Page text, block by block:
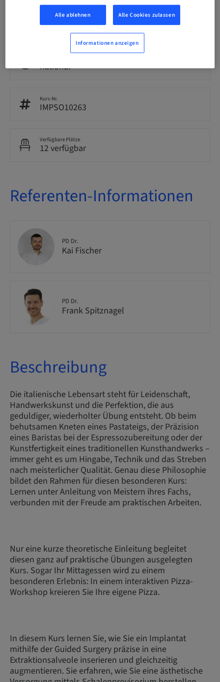
Bereitstellungsmethode
Hands-on-Kurs
national
Kurs-Nr.
IMPSO10263
Verfügbare Plätze
12 verfügbar
Referenten-Informationen
PD Dr.
Kai Fischer
PD Dr.
Frank Spitznagel
Beschreibung
Die italienische Lebensart steht für Leidenschaft,
Handwerkskunst und die Perfektion, die aus
geduldiger, wiederholter Übung entsteht. Ob beim
behutsamen Kneten eines Pastateigs, der Präzision
eines Baristas bei der Espressozubereitung oder der
Kunstfertigkeit eines traditionellen Kunsthandwerks –
immer geht es um Hingabe, Technik und das Streben
nach meisterlicher Qualität. Genau diese Philosophie
bildet den Rahmen für diesen besonderen Kurs:
Lernen unter Anleitung von Meistern ihres Fachs,
verbunden mit der Freude am praktischen Arbeiten.
Nur eine kurze theoretische Einleitung begleitet
diesen ganz auf praktische Übungen ausgelegten
Kurs. Sogar Ihr Mittagessen wird zu einem
besonderen Erlebnis: In einem interaktiven Pizza-
Workshop kreieren Sie Ihre eigene Pizza.
In diesem Kurs lernen Sie, wie Sie ein Implantat
mithilfe der Guided Surgery präzise in eine
Extraktionsalveole inserieren und gleichzeitig
augmentieren. Sie erfahren, wie Sie eine ästhetische
Alle ablehnen Alle Cookies zulassen
Informationen anzeigen